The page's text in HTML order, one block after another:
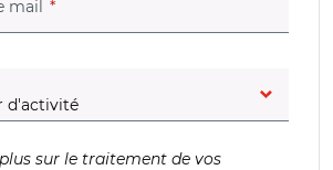
mail (champ obligatoire)
obligatoire)
sur le traitement de vos